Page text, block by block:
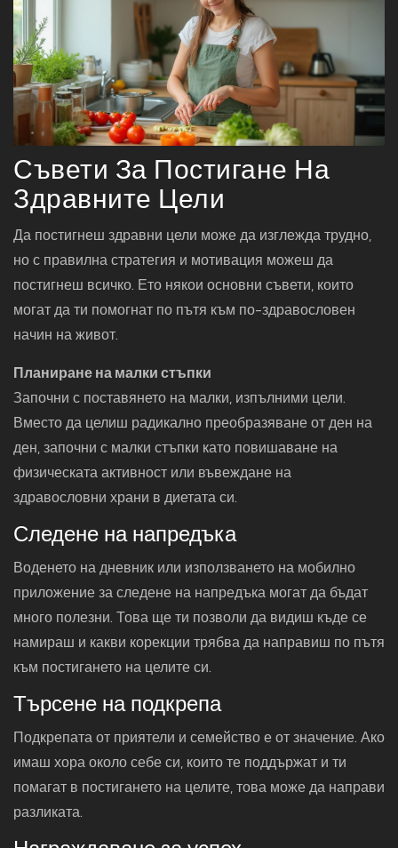
Съвети За Постигане На
Здравните Цели
Да постигнеш здравни цели може да изглежда трудно,
но с правилна стратегия и мотивация можеш да
постигнеш всичко. Ето някои основни съвети, които
могат да ти помогнат по пътя към по-здравословен
начин на живот.
Планиране на малки стъпки
Започни с поставянето на малки, изпълними цели.
Вместо да целиш радикално преобразяване от ден на
ден, започни с малки стъпки като повишаване на
физическата активност или въвеждане на
здравословни храни в диетата си.
Следене на напредъка
Воденето на дневник или използването на мобилно
приложение за следене на напредъка могат да бъдат
много полезни. Това ще ти позволи да видиш къде се
намираш и какви корекции трябва да направиш по пътя
към постигането на целите си.
Търсене на подкрепа
Подкрепата от приятели и семейство е от значение. Ако
имаш хора около себе си, които те поддържат и ти
помагат в постигането на целите, това може да направи
разликата.